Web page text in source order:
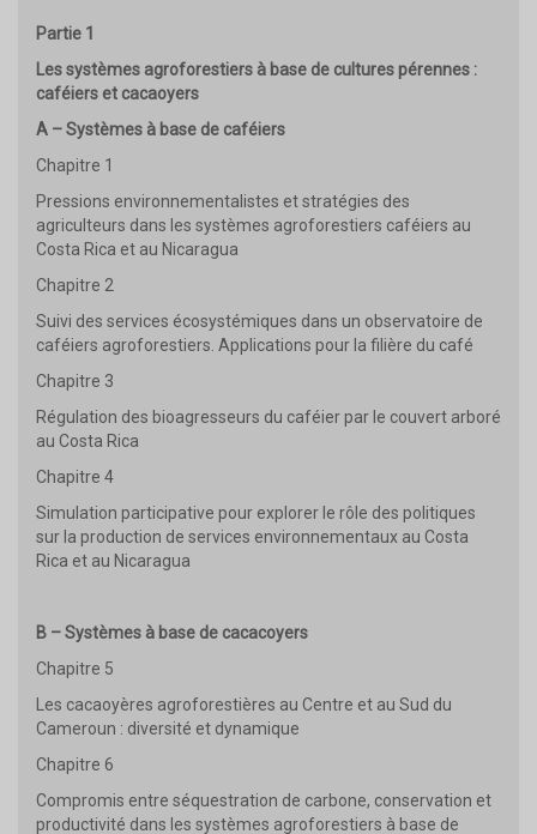
Partie 1
Les systèmes agroforestiers à base de cultures pérennes :
caféiers et cacaoyers
A – Systèmes à base de caféiers
Chapitre 1
Pressions environnementalistes et stratégies des
agriculteurs dans les systèmes agroforestiers caféiers au
Costa Rica et au Nicaragua
Chapitre 2
Suivi des services écosystémiques dans un observatoire de
caféiers agroforestiers. Applications pour la filière du café
Chapitre 3
Régulation des bioagresseurs du caféier par le couvert arboré
au Costa Rica
Chapitre 4
Simulation participative pour explorer le rôle des politiques
sur la production de services environnementaux au Costa
Rica et au Nicaragua
B – Systèmes à base de cacacoyers
Chapitre 5
Les cacaoyères agroforestières au Centre et au Sud du
Cameroun : diversité et dynamique
Chapitre 6
Compromis entre séquestration de carbone, conservation et
productivité dans les systèmes agroforestiers à base de